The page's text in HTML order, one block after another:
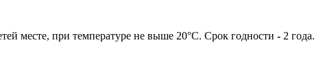
месте, при температуре не выше 20°С. Срок годности - 2 года.